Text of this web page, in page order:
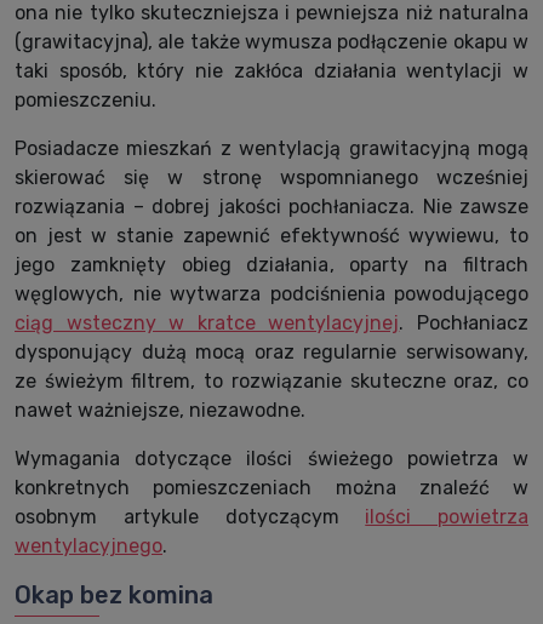
ona nie tylko skuteczniejsza i pewniejsza niż naturalna
(grawitacyjna), ale także wymusza podłączenie okapu w
taki sposób, który nie zakłóca działania wentylacji w
pomieszczeniu.
Posiadacze mieszkań z wentylacją grawitacyjną mogą
skierować się w stronę wspomnianego wcześniej
rozwiązania – dobrej jakości pochłaniacza. Nie zawsze
on jest w stanie zapewnić efektywność wywiewu, to
jego zamknięty obieg działania, oparty na filtrach
węglowych, nie wytwarza podciśnienia powodującego
ciąg wsteczny w kratce wentylacyjnej. Pochłaniacz
dysponujący dużą mocą oraz regularnie serwisowany,
ze świeżym filtrem, to rozwiązanie skuteczne oraz, co
nawet ważniejsze, niezawodne.
Wymagania dotyczące ilości świeżego powietrza w
konkretnych pomieszczeniach można znaleźć w
osobnym artykule dotyczącym ilości powietrza
wentylacyjnego.
Okap bez komina